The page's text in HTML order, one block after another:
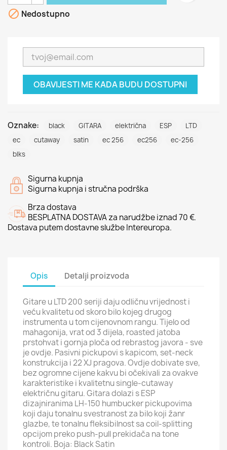
 Nedostupno
OBAVIJESTI ME KADA BUDU DOSTUPNI
Oznake: black GITARA električna ESP
LTD
ec
cutaway satin ec 256 ec256
ec-256
blks
Sigurna kupnja
Sigurna kupnja i stručna podrška
Brza dostava
BESPLATNA DOSTAVA za narudžbe iznad 70 €.
Dostava putem dostavne službe Intereuropa.
Opis Detalji proizvoda
Gitare u LTD 200 seriji daju odličnu vrijednost i
veću kvalitetu od skoro bilo kojeg drugog
instrumenta u tom cijenovnom rangu. Tijelo od
mahagonija, vrat od 3 dijela, roasted jatoba
prstohvat i gornja ploča od rebrastog javora - sve
je ovdje. Pasivni pickupovi s kapicom, set-neck
konstrukcija i 22 XJ pragova. Ovdje dobivate sve,
bez ogromne cijene kakvu bi očekivali za ovakve
karakteristike i kvalitetnu single-cutaway
električnu gitaru. Gitara dolazi s ESP
dizajniranima LH-150 humbucker pickupovima
koji daju tonalnu svestranost za bilo koji žanr
glazbe, te tonalnu fleksibilnost sa coil-splitting
opcijom preko push-pull prekidača na tone
kontroli. Boja: Black Satin